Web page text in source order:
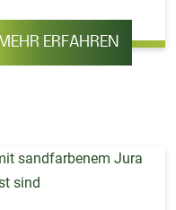
ERFAHREN